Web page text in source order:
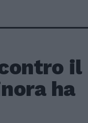
il
ha